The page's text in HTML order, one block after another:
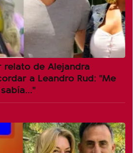
relato de Alejandra
a Leandro Rud: "Me